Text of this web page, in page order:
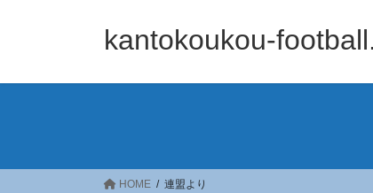
kantokoukou-
HOME 連盟より